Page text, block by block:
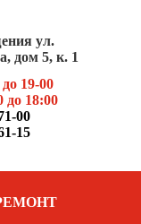
ул.
дом 5, к. 1
19-00
до 18:00
00
15